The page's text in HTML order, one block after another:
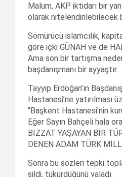
Malum, AKP iktidarı bir
olarak nitelendirilebilecek
Sömürücü islamcılık,
göre içki GÜNAH ve de
Ama son bir tartışma
başdanışmanı bir ayyaştır.
Tayyip Erdoğan’ın
Hastanesi’ne yatırılması
“Başkent Hastanesi’nin
Eğer Sayın Bahçeli hala
BİZZAT YAŞAYAN BİR
DENEN ADAM TÜRK
Sonra bu sözleri tepki
sildi, tükürdüğünü yaladı.